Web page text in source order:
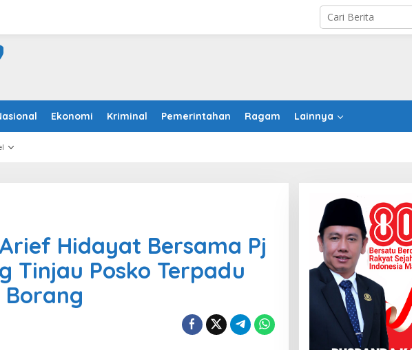
Ekonomi Kriminal Pemerintahan Ragam Lainnya
Hidayat Bersama Pj
Tinjau Posko Terpadu